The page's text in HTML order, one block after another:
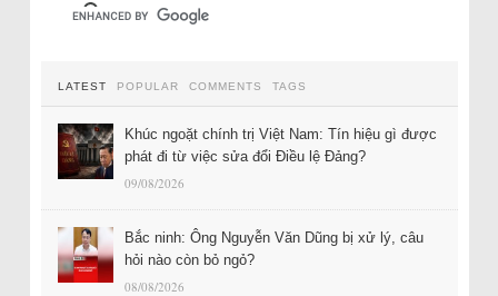
LATEST POPULAR COMMENTS TAGS
Khúc ngoặt chính trị Việt Nam: Tín hiệu gì được
phát đi từ việc sửa đổi Điều lệ Đảng?
09/08/2026
Bắc ninh: Ông Nguyễn Văn Dũng bị xử lý, câu
hỏi nào còn bỏ ngỏ?
08/08/2026